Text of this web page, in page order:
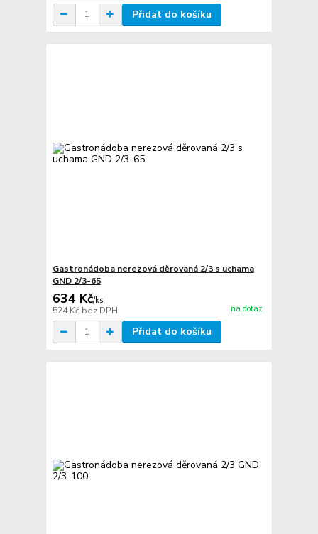
Přidat do košíku
Gastronádoba nerezová děrovaná 2/3 s uchama
GND 2/3-65
634 Kč/ks
524 Kč bez DPH na dotaz
Přidat do košíku